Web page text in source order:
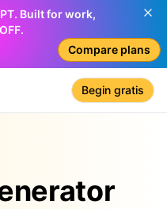
Built for work,
Compare plans
Begin gratis